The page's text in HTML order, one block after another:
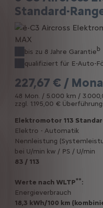
Standard-
bis zu 8 Jahre Garantieb
qualifiziert für E-Auto-
227,67 € /
48 Mon. / 5.000 km /
zzgl. 1.195,00 €
Elektromotor 113
Elektro - Automatik
Nennleistung
bei U/min kw / PS / U/min
83 / 113
Werte nach WLTP**:
Energieverbrauch
18,3 kWh/100 km